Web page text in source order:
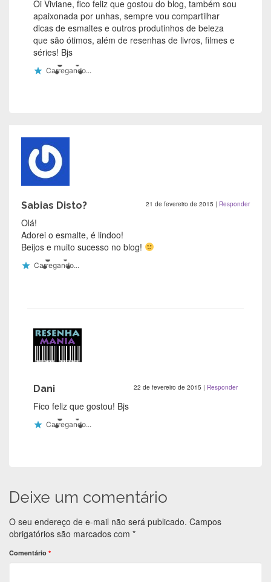
Oi Viviane, fico feliz que gostou do blog, também sou
apaixonada por unhas, sempre vou compartilhar
dicas de esmaltes e outros produtinhos de beleza
que são ótimos, além de resenhas de livros, filmes e
séries! Bjs
Carregando...
Sabias Disto? 21 de fevereiro de 2015 | Responder
Olá!
Adorei o esmalte, é lindoo!
Beijos e muito sucesso no blog!
Carregando...
Dani 22 de fevereiro de 2015 | Responder
Fico feliz que gostou! Bjs
Carregando...
Deixe um comentário
O seu endereço de e-mail não será publicado. Campos
obrigatórios são marcados com *
Comentário *